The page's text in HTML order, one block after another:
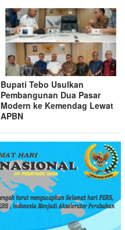
Bupati Tebo Usulkan
Pembangunan Dua Pasar
Modern ke Kemendag Lewat
APBN